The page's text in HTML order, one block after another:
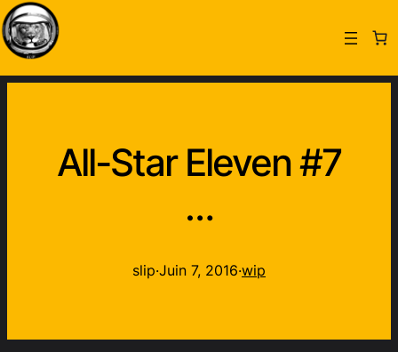
All-Star Eleven #7
…
slip·Juin 7, 2016·wip